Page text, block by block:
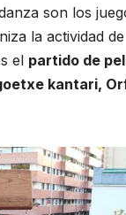
son los
la actividad de
el partido de
kantari,